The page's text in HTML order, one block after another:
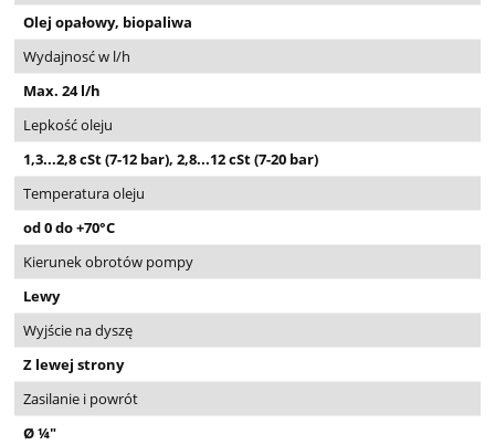
Olej opałowy, biopaliwa
Wydajnosć w l/h
Max. 24 l/h
Lepkość oleju
1,3...2,8 cSt (7-12 bar), 2,8...12 cSt (7-20 bar)
Temperatura oleju
od 0 do +70°C
Kierunek obrotów pompy
Lewy
Wyjście na dyszę
Z lewej strony
Zasilanie i powrót
Ø ¼"